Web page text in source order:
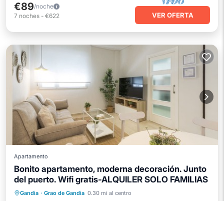
€89/noche
7 noches - €622 VER OFERTA
Apartamento
Bonito apartamento, moderna decoración. Junto
del puerto. Wifi gratis-ALQUILER SOLO FAMILIAS
Gandia · Grao de Gandia 0.30 mi al centro
Balcón/Terraza
Cocina